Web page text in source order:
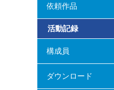
依頼作品
活動記録
構成員
ダウンロード